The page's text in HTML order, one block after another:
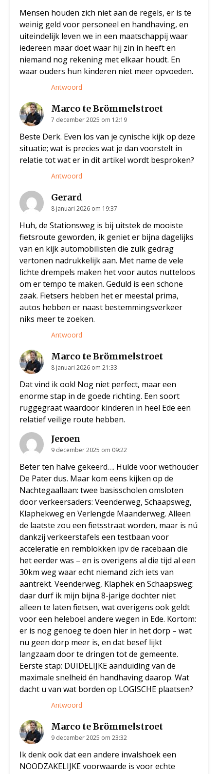
Mensen houden zich niet aan de regels, er is te
weinig geld voor personeel en handhaving, en
uiteindelijk leven we in een maatschappij waar
iedereen maar doet waar hij zin in heeft en
niemand nog rekening met elkaar houdt. En
waar ouders hun kinderen niet meer opvoeden.
Antwoord
Marco te Brömmelstroet
7 december 2025 om 12:19
Beste Derk. Even los van je cynische kijk op deze
situatie; wat is precies wat je dan voorstelt in
relatie tot wat er in dit artikel wordt besproken?
Antwoord
Gerard
8 januari 2026 om 19:37
Huh, de Stationsweg is bij uitstek de mooiste
fietsroute geworden, ik geniet er bijna dagelijks
van en kijk automobilisten die zulk gedrag
vertonen nadrukkelijk aan. Met name de vele
lichte drempels maken het voor autos nutteloos
om er tempo te maken. Geduld is een schone
zaak. Fietsers hebben het er meestal prima,
autos hebben er naast bestemmingsverkeer
niks meer te zoeken.
Antwoord
Marco te Brömmelstroet
8 januari 2026 om 21:33
Dat vind ik ook! Nog niet perfect, maar een
enorme stap in de goede richting. Een soort
ruggegraat waardoor kinderen in heel Ede een
relatief veilige route hebben.
Jeroen
9 december 2025 om 09:22
Beter ten halve gekeerd…. Hulde voor wethouder
De Pater dus. Maar kom eens kijken op de
Nachtegaallaan: twee basisscholen omsloten
door verkeersaders: Veenderweg, Schaapsweg,
Klaphekweg en Verlengde Maanderweg. Alleen
de laatste zou een fietsstraat worden, maar is nú
dankzij verkeerstafels een testbaan voor
acceleratie en remblokken ipv de racebaan die
het eerder was – en is overigens al die tijd al een
30km weg waar echt niemand zich iets van
aantrekt. Veenderweg, Klaphek en Schaapsweg:
daar durf ik mijn bijna 8-jarige dochter niet
alleen te laten fietsen, wat overigens ook geldt
voor een heleboel andere wegen in Ede. Kortom:
er is nog genoeg te doen hier in het dorp – wat
nu geen dorp meer is, en dat besef lijkt
langzaam door te dringen tot de gemeente.
Eerste stap: DUIDELIJKE aanduiding van de
maximale snelheid én handhaving daarop. Wat
dacht u van wat borden op LOGISCHE plaatsen?
Antwoord
Marco te Brömmelstroet
9 december 2025 om 23:32
Ik denk ook dat een andere invalshoek een
NOODZAKELIJKE voorwaarde is voor echte